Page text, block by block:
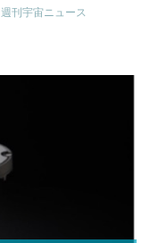
週刊宇宙ニュース